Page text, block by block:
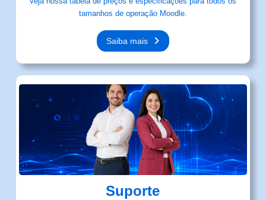
tamanhos de operação Moodle.
Saiba mais
Suporte